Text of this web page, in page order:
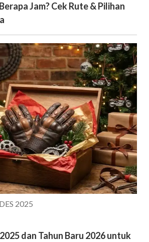
Jam? Cek Rute & Pilihan
2025
dan Tahun Baru 2026 untuk